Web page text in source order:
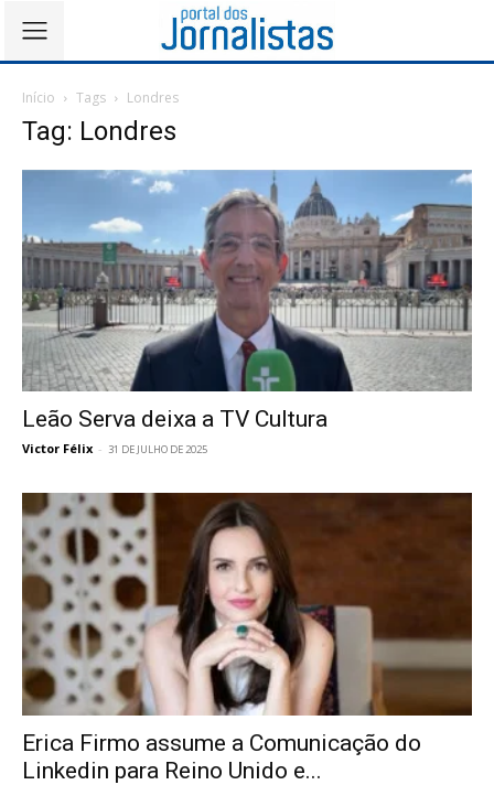
Início Tags Londres
Tag: Londres
Leão Serva deixa a TV Cultura
Victor Félix - 31 DE JULHO DE 2025
Erica Firmo assume a Comunicação do
Linkedin para Reino Unido e...